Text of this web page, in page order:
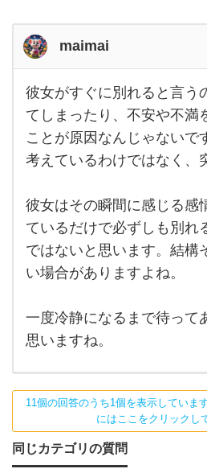
ぐ
に分
か
れ
る
maimai
彼女
がす
ぐに
別れ
ると
言う
感情
が爆
発し
てし
まっ
た
り、
満を
表
彼女がすぐに別れると言う
てしまったり、不安や不満
ことが原因なんじゃないで
考えているわけではなく、
彼女はその瞬間に感じる感
ているだけで必ずしも別れ
ではないと思います。結構
い場合がありますよね。
一度冷静になるまで待って
思いますね。
11個の回答のうち1個を表示していま
にはここをクリックし
同じカテゴリの質問